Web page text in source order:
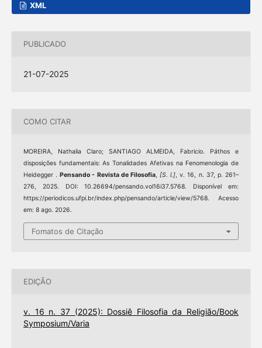
XML
PUBLICADO
21-07-2025
COMO CITAR
MOREIRA, Nathalia Claro; SANTIAGO ALMEIDA, Fabricio. Páthos e
disposições fundamentais: As Tonalidades Afetivas na Fenomenologia de
Heidegger .Pensando - Revista de Filosofia,[S. l.], v. 16, n. 37, p. 261–
276, 2025. DOI: 10.26694/pensando.vol16i37.5768. Disponível em:
https://periodicos.ufpi.br/index.php/pensando/article/view/5768. Acesso
em: 8 ago. 2026.
Fomatos de Citação
EDIÇÃO
v. 16 n. 37 (2025): Dossiê Filosofia da Religião/Book
Symposium/Varia